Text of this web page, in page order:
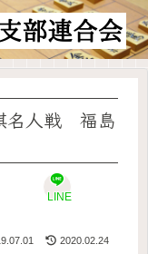
名人戦 福島
LINE
2020.02.24